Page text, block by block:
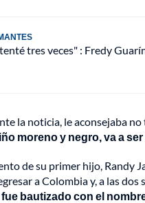
tres veces" : Fredy
la noticia, le aconsejaba no
moreno y negro, va a
de su primer hijo, Randy
a Colombia y, a las dos
bautizado con el